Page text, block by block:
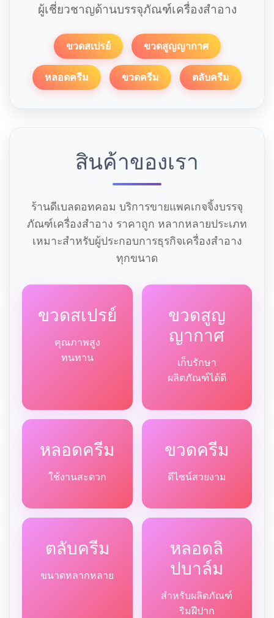
ผู้เชี่ยวชาญด้านบรรจุภัณฑ์เครื่องสำอาง
ขวดสเปรย์ ขวดสูญญากาศ
หลอดครีม ขวดครีม ตลับครีม
สินค้าของเรา
ร้านดีเบลดอทคอม บริการขายแพคเกจจิ้งบรรจุ
ภัณฑ์เครื่องสำอาง ราคาถูก หลากหลายประเภท
เหมาะสำหรับผู้ประกอบการธุรกิจเครื่องสำอาง
ทุกขนาด
ขวดสเปรย์
คุณภาพสูง
ทนทาน
ขวดสูญ
ญากาศ
เก็บรักษา
ผลิตภัณฑ์ได้ดี
หลอดครีม
ใช้งานสะดวก
ขวดครีม
ดีไซน์สวยงาม
ตลับครีม
ขนาดหลากหลาย
หลอดลิ
ปบาล์ม
สำหรับผลิตภัณฑ์
ริมฝีปาก